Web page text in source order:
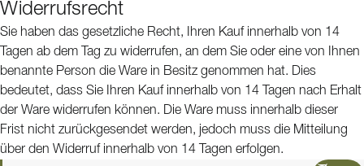
Widerrufsrecht
Sie haben das gesetzliche Recht, Ihren Kauf innerhalb von 14
Tagen ab dem Tag zu widerrufen, an dem Sie oder eine von Ihnen
benannte Person die Ware in Besitz genommen hat. Dies
bedeutet, dass Sie Ihren Kauf innerhalb von 14 Tagen nach Erhalt
der Ware widerrufen können. Die Ware muss innerhalb dieser
Frist nicht zurückgesendet werden, jedoch muss die Mitteilung
über den Widerruf innerhalb von 14 Tagen erfolgen.